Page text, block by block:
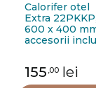
Calorifer otel
Extra 22PKKP,
600 x 400
accesorii
155 ,00 lei